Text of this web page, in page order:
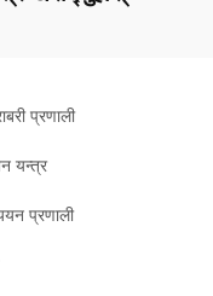
प्रणाली
यन्त्र
प्रणाली